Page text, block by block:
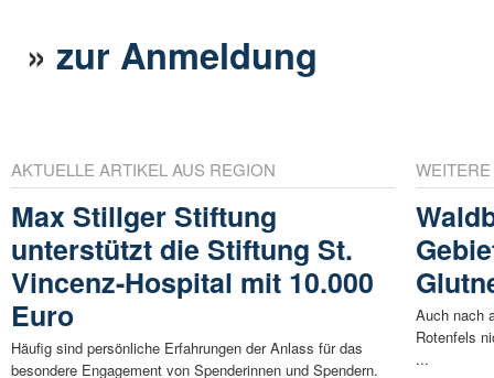
»zur Anmeldung
AKTUELLE ARTIKEL AUS REGION
Max Stillger Stiftung
unterstützt die Stiftung St.
Vincenz-Hospital mit 10.000
Euro
Häufig sind persönliche Erfahrungen der Anlass für das
besondere Engagement von Spenderinnen und Spendern.
Auch nach
Rotenfels
...